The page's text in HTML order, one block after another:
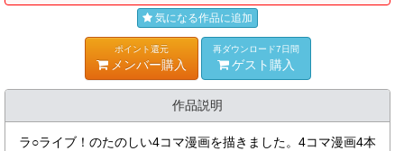
気になる作品に追加
ポイント還元
メンバー購入
再ダウンロード7日間
ゲスト購入
作品説明
ラ○ライブ！のたのしい4コマ漫画を描きました。4コマ漫画4本